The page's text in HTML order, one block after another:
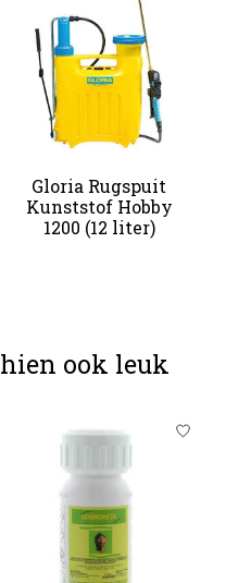
Gloria Rugspuit
Kunststof Hobby
1200 (12 liter)
ook leuk